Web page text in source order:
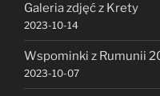
Galeria zdjęć z Krety
2023-10-14
Wspominki z Rumunii
2023-10-07